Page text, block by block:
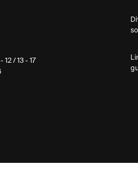
12 / 13 - 17